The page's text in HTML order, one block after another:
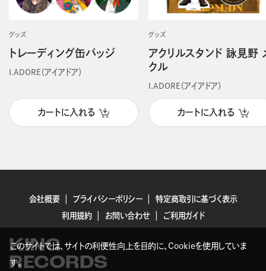
グッズ
トレーディング缶バッジ
I.ADORE（アイアドア）
カートに入れる
グッズ
アクリルスタンド 詠見野
クル
I.ADORE（アイアドア）
カートに入れる
会社概要 プライバシーポリシー
特定商取引に基づく表示
利用規約
お問い合わせ ご利用ガイド
KING
RECORDS
このサイトでは、サイトの利便性向上を目的に、Cookieを使用していま
す。